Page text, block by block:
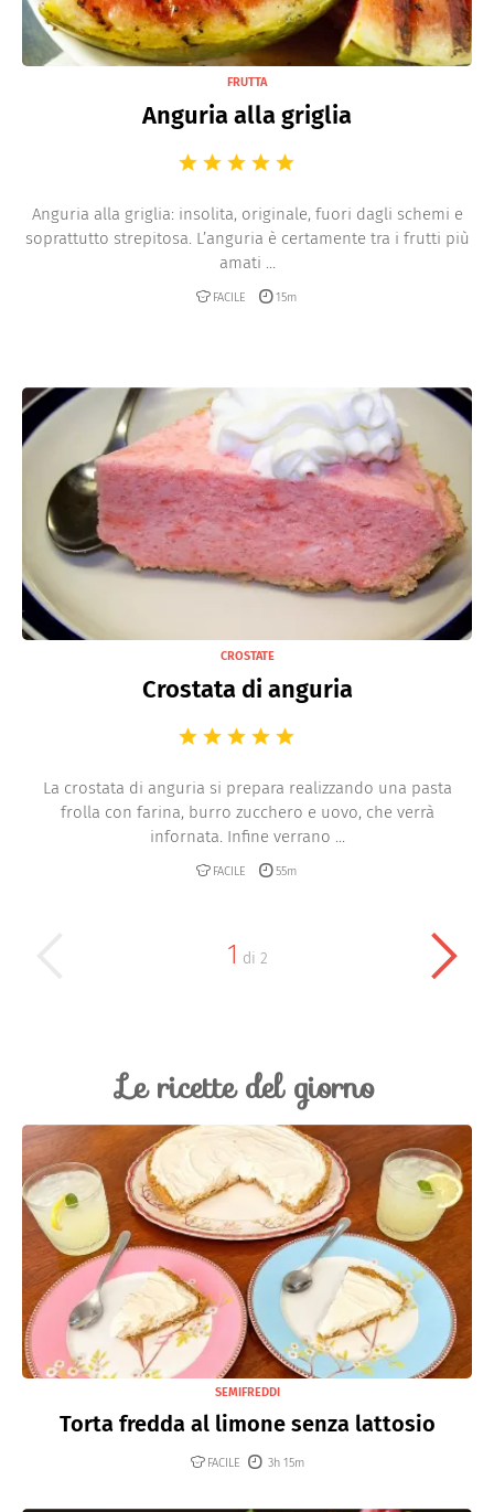
FRUTTA
Anguria alla griglia
Anguria alla griglia: insolita, originale, fuori dagli schemi e
soprattutto strepitosa. L’anguria è certamente tra i frutti più
amati ...
FACILE 15m
CROSTATE
Crostata di anguria
La crostata di anguria si prepara realizzando una pasta
frolla con farina, burro zucchero e uovo, che verrà
infornata. Infine verrano ...
FACILE 55m
1 di 2
Le ricette del giorno
SEMIFREDDI
Torta fredda al limone senza lattosio
FACILE 3h 15m